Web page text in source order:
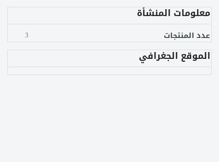
معلومات المنشأة
عدد المنتجات 3
الموقع الجغرافي